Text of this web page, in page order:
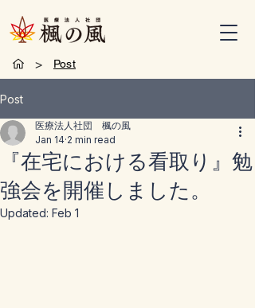
> Post
Post
『在宅における看取り』勉
強会を開催しました。
医療法人社団 楓の風
Jan 14 2 min read
Updated: Feb 1